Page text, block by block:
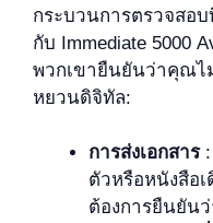
กระบวนการตรวจสอบ
กับ Immediate 5000
พวกเขายืนยันว่าคุณไ
หยวนดิจิทัล:
การส่งเอกสาร:
ตัวหรือหนังสือ
ต้องการยืนยัน